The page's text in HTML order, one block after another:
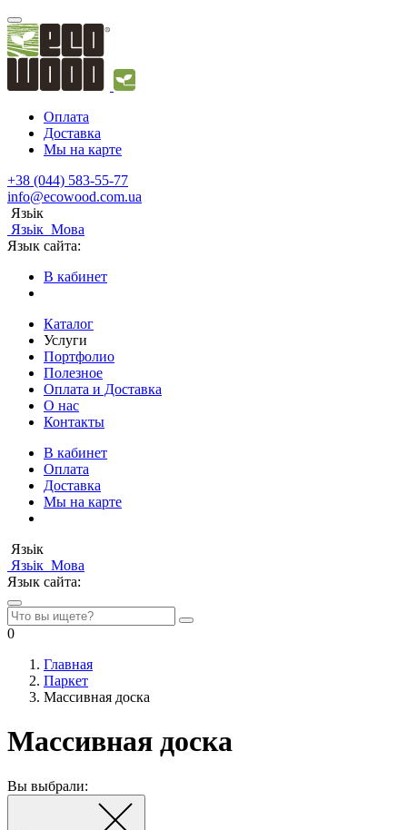
Оплата
Доставка
Мы на карте
+38 (044) 583-55-77
info@ecowood.com.ua
Язьік
Язьік Мова
Язык сайта:
В кабинет
Каталог
Услуги
Портфолио
Полезное
Оплата и Доставка
О нас
Контакты
В кабинет
Оплата
Доставка
Мы на карте
Язьік
Язьік Мова
Язык сайта:
0
Главная
Паркет
Массивная доска
Массивная доска
Вы выбрали: